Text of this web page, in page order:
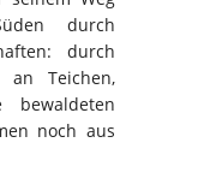
durch
durch
Teichen,
noch aus